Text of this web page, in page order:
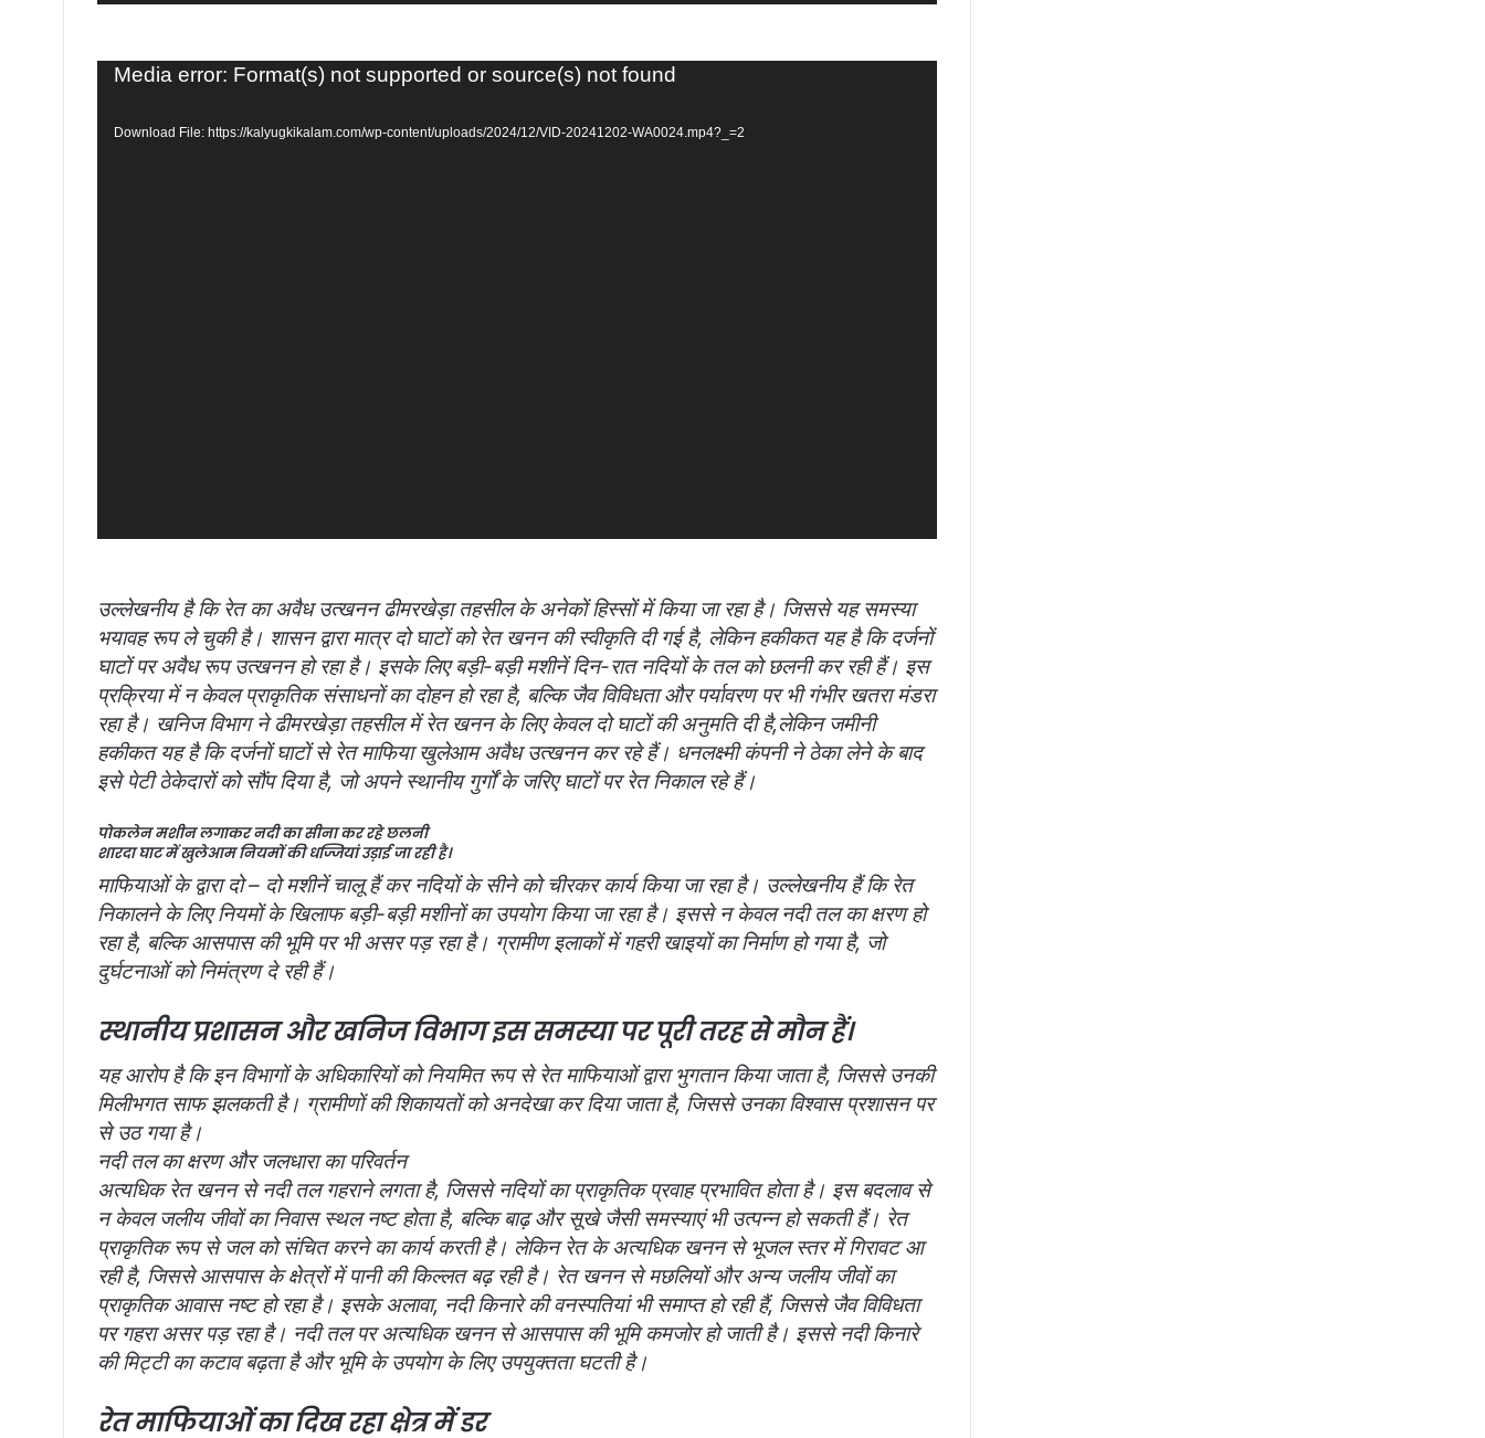
Video
Media error: Format(s) not supported or source(s) not found
Download File: https://kalyugkikalam.com/wp-content/uploads/2024/12/VID-20241202-WA0024.mp4?_=2
उल्लेखनीय है कि रेत का अवैध उत्खनन ढीमरखेड़ा तहसील के अनेकों हिस्सों में किया जा रहा है। जिससे यह समस्या
भयावह रूप ले चुकी है। शासन द्वारा मात्र दो घाटों को रेत खनन की स्वीकृति दी गई है, लेकिन हकीकत यह है कि दर्जनों
घाटों पर अवैध रूप उत्खनन हो रहा है। इसके लिए बड़ी-बड़ी मशीनें दिन-रात नदियों के तल को छलनी कर रही हैं। इस
प्रक्रिया में न केवल प्राकृतिक संसाधनों का दोहन हो रहा है, बल्कि जैव विविधता और पर्यावरण पर भी गंभीर खतरा मंडरा
रहा है। खनिज विभाग ने ढीमरखेड़ा तहसील में रेत खनन के लिए केवल दो घाटों की अनुमति दी है,लेकिन जमीनी
हकीकत यह है कि दर्जनों घाटों से रेत माफिया खुलेआम अवैध उत्खनन कर रहे हैं। धनलक्ष्मी कंपनी ने ठेका लेने के बाद
इसे पेटी ठेकेदारों को सौंप दिया है, जो अपने स्थानीय गुर्गों के जरिए घाटों पर रेत निकाल रहे हैं।
पोकलेन मशीन लगाकर नदी का सीना कर रहे छलनी
शारदा घाट में खुलेआम नियमों की धज्जियां उड़ाई जा रही है।
माफियाओं के द्वारा दो – दो मशीनें चालू हैं कर नदियों के सीने को चीरकर कार्य किया जा रहा है। उल्लेखनीय हैं कि रेत
निकालने के लिए नियमों के खिलाफ बड़ी-बड़ी मशीनों का उपयोग किया जा रहा है। इससे न केवल नदी तल का क्षरण हो
रहा है, बल्कि आसपास की भूमि पर भी असर पड़ रहा है। ग्रामीण इलाकों में गहरी खाइयों का निर्माण हो गया है, जो
दुर्घटनाओं को निमंत्रण दे रही हैं।
स्थानीय प्रशासन और खनिज विभाग इस समस्या पर पूरी तरह से मौन हैं।
यह आरोप है कि इन विभागों के अधिकारियों को नियमित रूप से रेत माफियाओं द्वारा भुगतान किया जाता है, जिससे उनकी
मिलीभगत साफ झलकती है। ग्रामीणों की शिकायतों को अनदेखा कर दिया जाता है, जिससे उनका विश्वास प्रशासन पर
से उठ गया है।
नदी तल का क्षरण और जलधारा का परिवर्तन
अत्यधिक रेत खनन से नदी तल गहराने लगता है, जिससे नदियों का प्राकृतिक प्रवाह प्रभावित होता है। इस बदलाव से
न केवल जलीय जीवों का निवास स्थल नष्ट होता है, बल्कि बाढ़ और सूखे जैसी समस्याएं भी उत्पन्न हो सकती हैं। रेत
प्राकृतिक रूप से जल को संचित करने का कार्य करती है। लेकिन रेत के अत्यधिक खनन से भूजल स्तर में गिरावट आ
रही है, जिससे आसपास के क्षेत्रों में पानी की किल्लत बढ़ रही है। रेत खनन से मछलियों और अन्य जलीय जीवों का
प्राकृतिक आवास नष्ट हो रहा है। इसके अलावा, नदी किनारे की वनस्पतियां भी समाप्त हो रही हैं, जिससे जैव विविधता
पर गहरा असर पड़ रहा है। नदी तल पर अत्यधिक खनन से आसपास की भूमि कमजोर हो जाती है। इससे नदी किनारे
की मिट्टी का कटाव बढ़ता है और भूमि के उपयोग के लिए उपयुक्तता घटती है।
रेत माफियाओं का दिख रहा क्षेत्र में डर